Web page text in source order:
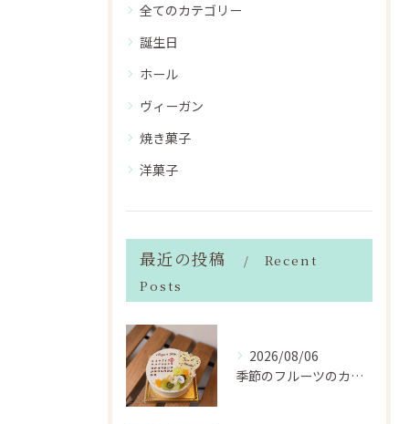
全てのカテゴリー
誕生日
ホール
ヴィーガン
焼き菓子
洋菓子
最近の投稿
Recent
Posts
2026/08/06
季節のフルーツのカレンダーケーキ